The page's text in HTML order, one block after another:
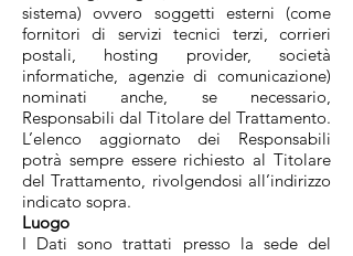
sistema) ovvero soggetti esterni (come
fornitori di servizi tecnici terzi, corrieri
postali, hosting provider, società
informatiche, agenzie di comunicazione)
nominati anche, se necessario,
Responsabili dal Titolare del Trattamento.
L’elenco aggiornato dei Responsabili
potrà sempre essere richiesto al Titolare
del Trattamento, rivolgendosi all’indirizzo
indicato sopra.
Luogo
I Dati sono trattati presso la sede del